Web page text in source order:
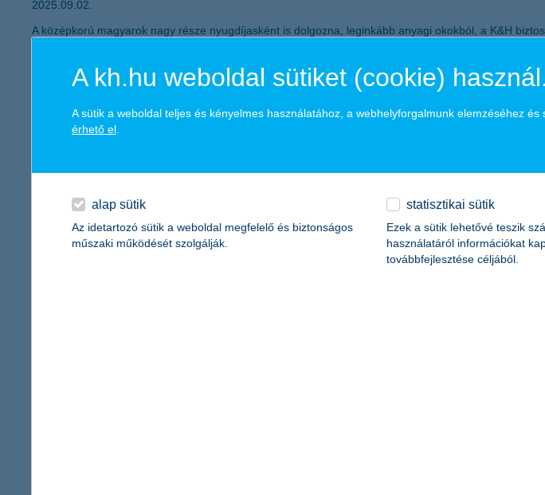
2025.09.02.
A középkorú magyarok nagy része nyugdíjasként is dolgozna, leginkább anyagi okokból, a K&H
K&H: pluszpénz is jár a szuperhitel mellé
komoly kedvezményeket kaphatnak az elsőlakás-vásárlók
mérsékel vagy teljesen átvállal, köztük a szerződéskötési díjat, a közjegyzői díjat és az
környezetben kezdhetik el jövőjüket, miközben a lakáshitelpiac az év végére akár 50 százalékkal is
A kh.hu weboldal sütiket (cookie) használ.
A sütik a weboldal teljes és kényelmes használatához, a webhelyforgalmunk elemzéséhez
érhető el
alap sütik
Az idetartozó sütik a weboldal megfelelő és biztonságos
műszaki működését szolgálják.
statisztikai sütik
Ezek a sütik lehetővé teszik
használatáról információkat
továbbfejlesztése céljából.